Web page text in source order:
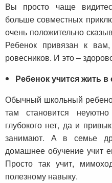
Вы просто чаще
больше совместных
очень положительно
Ребенок привязан к
ровесников. И это –
Ребенок учится жить в
Обычный школьный
там становится
глубокого нет, да и
занимают. А в семье
домашнее обучение учит
Просто так учит,
полезному навыку.